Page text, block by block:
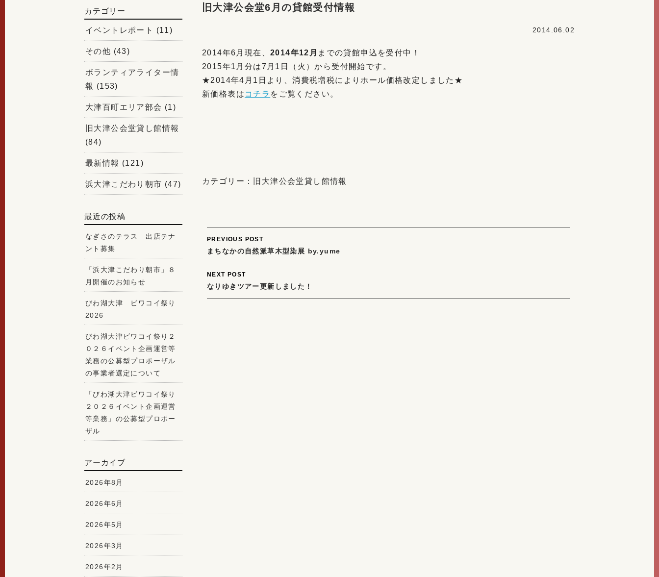
旧大津公会堂6月の貸館受付情報
2014.06.02
2014年6月現在、 2014年12月 までの貸館申込を受付中！
2015年1月分は7月1日（火）から受付開始です。
★2014年4月1日より、消費税増税によりホール価格改定しました★
新価格表は コチラ をご覧ください。
カテゴリー： 旧大津公会堂貸し館情報
Post
navigation
PREVIOUS POST
まちなかの自然派草木型染展 by.yume
NEXT POST
なりゆきツアー更新しました！
カテゴリー
イベントレポート (11)
その他 (43)
ボランティアライター情
報 (153)
大津百町エリア部会 (1)
旧大津公会堂貸し館情報
(84)
最新情報 (121)
浜大津こだわり朝市 (47)
最近の投稿
なぎさのテラス 出店テナ
ント募集
「浜大津こだわり朝市」８
月開催のお知らせ
びわ湖大津 ビワコイ祭り
2026
びわ湖大津ビワコイ祭り２
０２６イベント企画運営等
業務の公募型プロポーザル
の事業者選定について
「びわ湖大津ビワコイ祭り
２０２６イベント企画運営
等業務」の公募型プロポー
ザル
アーカイブ
2026年8月
2026年6月
2026年5月
2026年3月
2026年2月